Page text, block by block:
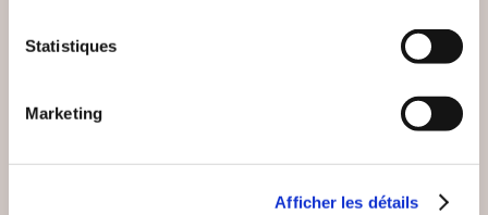
Statistiques
Marketing
Afficher les détails